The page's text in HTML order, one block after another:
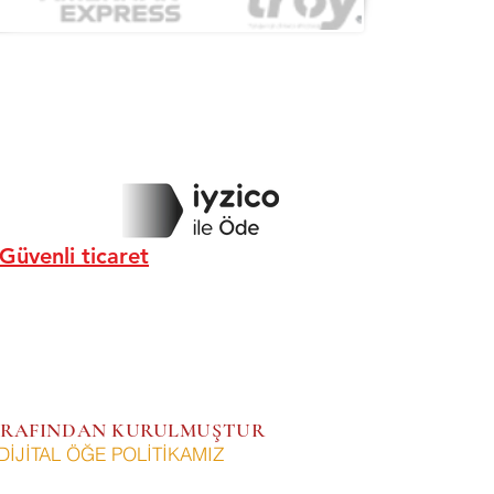
Güvenli ticaret
ÖĞE POLİTİKAMIZ
KURULMUŞTUR